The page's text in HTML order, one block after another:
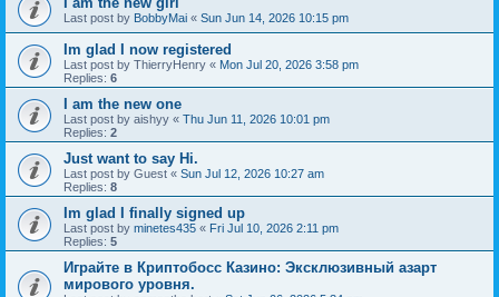
Last post by BobbyMai « Sun Jun 14, 2026 10:15 pm
Im glad I now registered
Last post by ThierryHenry « Mon Jul 20, 2026 3:58 pm
Replies: 6
I am the new one
Last post by aishyy « Thu Jun 11, 2026 10:01 pm
Replies: 2
Just want to say Hi.
Last post by Guest « Sun Jul 12, 2026 10:27 am
Replies: 8
Im glad I finally signed up
Last post by minetes435 « Fri Jul 10, 2026 2:11 pm
Replies: 5
Играйте в Криптобосс Казино: Эксклюзивный азарт
мирового уровня.